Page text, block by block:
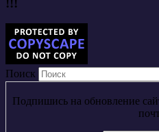
Поиск
Подпишись на обновление